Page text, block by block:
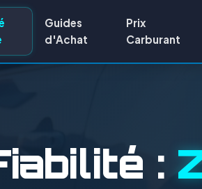
Guides
d'Achat
Prix
Carburant
: